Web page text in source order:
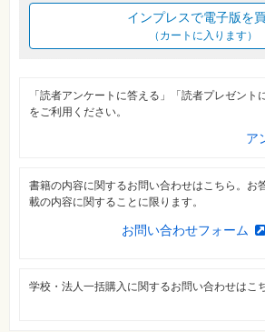
ズ
インプレスで電子版を
（カートに入ります）
「読者アンケートに答える」「読者プレゼント
をご利用ください。
ア
書籍の内容に関するお問い合わせはこちら。お
載の内容に関することに限ります。
お問い合わせフォーム
学校・法人一括購入に関するお問い合わせはこ